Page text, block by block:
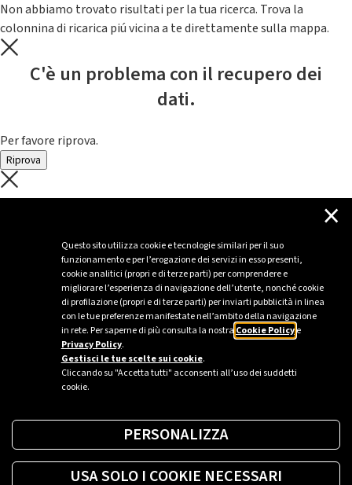
Questo sito utilizza cookie e tecnologie similari per il suo
funzionamento e per l’erogazione dei servizi in esso presenti,
cookie analitici (propri e di terze parti) per comprendere e
migliorare l’esperienza di navigazione dell’utente, nonché cookie
di profilazione (propri e di terze parti) per inviarti pubblicità in linea
con le tue preferenze manifestate nell’ambito della navigazione
in rete. Per saperne di più consulta la nostra Cookie Policye
Privacy Policy.
Gestisci le tue scelte sui cookie.
Cliccando su "Accetta tutti" acconsenti all’uso dei suddetti
cookie.
×
PERSONALIZZA
USA SOLO I COOKIE NECESSARI
Non abbiamo trovato risultati per la tua ricerca. Trova la
colonnina di ricarica piú vicina a te direttamente sulla mappa.
C'è un problema con il recupero dei
dati.
Per favore riprova.
Riprova
C'è un problema con il recupero dei
Per favore riprova piú tardi
Sei un’azienda o una PA?
Trova la soluzione più giusta per te.
Richiedi una colonnina